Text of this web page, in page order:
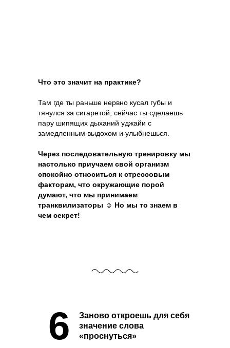
Что это значит на практике?
Там где ты раньше нервно кусал губы и
тянулся за сигаретой, сейчас ты сделаешь
пару шипящих дыханий уджайи с
замедленным выдохом и улыбнешься.
Через последовательную тренировку мы
настолько приучаем свой организм
спокойно относиться к стрессовым
факторам, что окружающие порой
думают, что мы принимаем
транквилизаторы ☺ Но мы то знаем в
чем секрет!
Заново откроешь для себя
значение слова
«проснуться»
6